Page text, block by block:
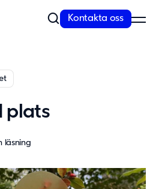
skalbar teknik
i alla våra koncept. Vi erbjuder
Kontakta oss
plats
läsning